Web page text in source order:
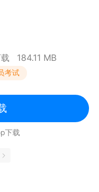
卉工,花艺师,化妆师,
育指导师,驾驶员,架构
,经济师,精算师,井
容师,面点师,面试题,
,学习通,mooc,优学
家开放大学,模具工,
工,软考,社工,社会工
,洗车工,洗头工,洗碗
184.11 MB
考试
下载